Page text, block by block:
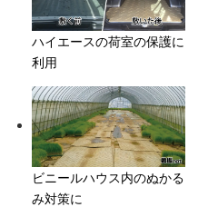
ハイエースの荷室の保護に
利用
ビニールハウス内のぬかる
み対策に